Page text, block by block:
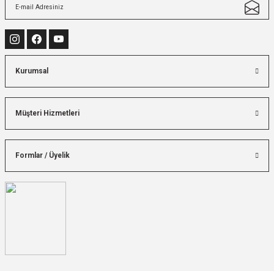
Kurumsal
Müşteri Hizmetleri
Formlar / Üyelik